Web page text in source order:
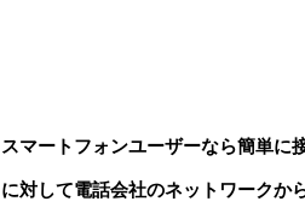
スマートフォンユーザーなら簡単に
に対して電話会社のネットワークか